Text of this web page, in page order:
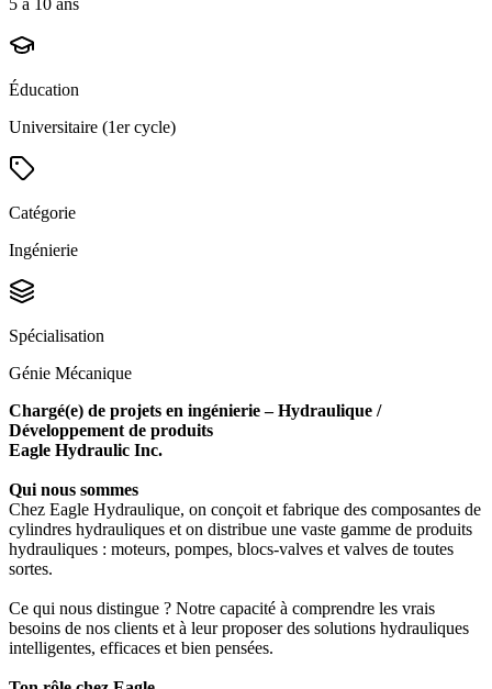
5 à 10 ans
Éducation
Universitaire (1er cycle)
Catégorie
Ingénierie
Spécialisation
Génie Mécanique
Chargé(e) de projets en ingénierie – Hydraulique /
Développement de produits
Eagle Hydraulic Inc.
Qui nous sommes
Chez Eagle Hydraulique, on conçoit et fabrique des composantes de
cylindres hydrauliques et on distribue une vaste gamme de produits
hydrauliques : moteurs, pompes, blocs-valves et valves de toutes
sortes.
Ce qui nous distingue ? Notre capacité à comprendre les vrais
besoins de nos clients et à leur proposer des solutions hydrauliques
intelligentes, efficaces et bien pensées.